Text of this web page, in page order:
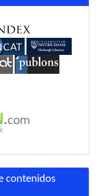
contenidos